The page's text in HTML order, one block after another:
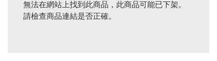
無法在網站上找到此商品，此商品可能已下架。
請檢查商品連結是否正確。